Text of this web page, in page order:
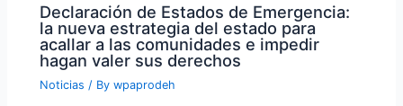
Declaración de Estados de Emergencia:
la nueva estrategia del estado para
acallar a las comunidades e impedir
hagan valer sus derechos
Noticias / Bywpaprodeh